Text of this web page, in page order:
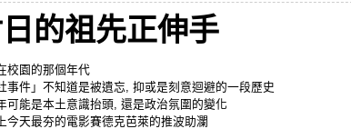
的祖先正伸手
校園的那個年代
事件」不知道是被遺忘, 抑或是刻意迴避的一段歷史
可能是本土意識抬頭, 還是政治氛圍的變化
今天最夯的電影賽德克芭萊的推波助瀾